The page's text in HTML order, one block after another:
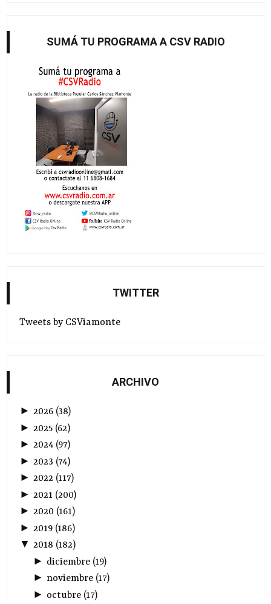
SUMÁ TU PROGRAMA A CSV RADIO
TWITTER
Tweets by CSViamonte
ARCHIVO
►2026 (38)
► 2025 (62)
►2024 (97)
► 2023 (74)
►2022 (117)
► 2021 (200)
►2020 (161)
► 2019 (186)
▼2018 (182)
► diciembre(19)
► noviembre(17)
► octubre(17)